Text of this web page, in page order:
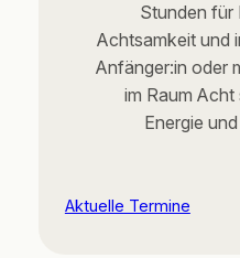
Stunden für
Achtsamkeit und
Anfänger:in oder
im Raum
Energie
Aktuelle Termine